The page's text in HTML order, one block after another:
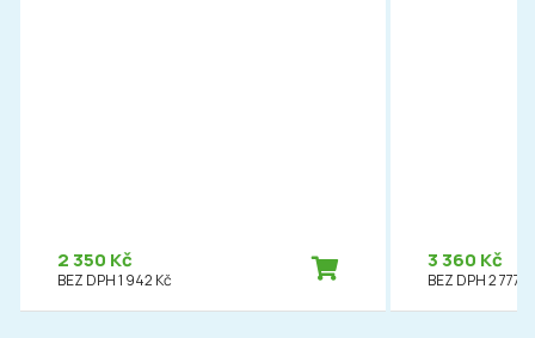
2 350 Kč
BEZ DPH 1 942 Kč
3 360 Kč
BEZ DPH 2 777